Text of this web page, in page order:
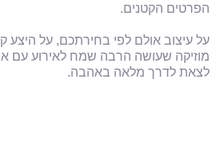
הפרטים הקטנים.
על עיצוב אולם לפי בחירתכם, על היצע
מוזיקה שעושה הרבה שמח לאירוע עם
לצאת לדרך מלאה באהבה.